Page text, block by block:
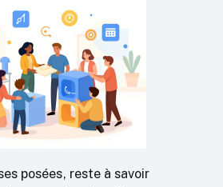
posées, reste à savoir